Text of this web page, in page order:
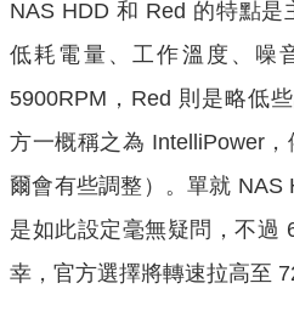
NAS HDD 和 Red 的特點
低耗電量、工作溫度、噪
5900RPM，Red 則是略低
方一概稱之為 IntelliPower
爾會有些調整）。單就 NAS
是如此設定毫無疑問，不過
幸，官方選擇將轉速拉高至